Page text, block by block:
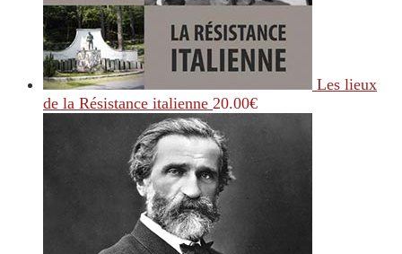
Les lieux
de la Résistance italienne 20.00€